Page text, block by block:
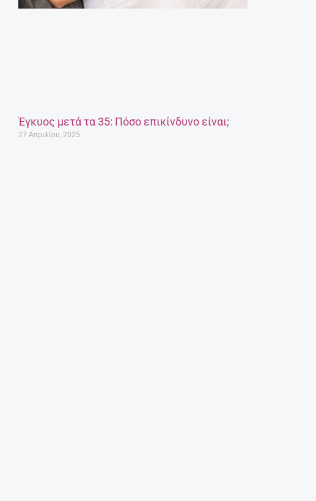
Έγκυος μετά τα 35: Πόσο επικίνδυνο είναι;
27 Απριλίου, 2025